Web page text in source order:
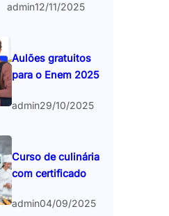
admin12/11/2025
Aulões gratuitos
para o Enem 2025
admin29/10/2025
Curso de culinária
com certificado
admin04/09/2025